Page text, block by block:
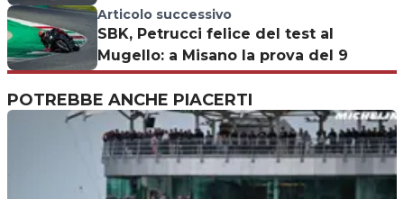
Articolo successivo
SBK, Petrucci felice del test al
Mugello: a Misano la prova del 9
POTREBBE ANCHE PIACERTI